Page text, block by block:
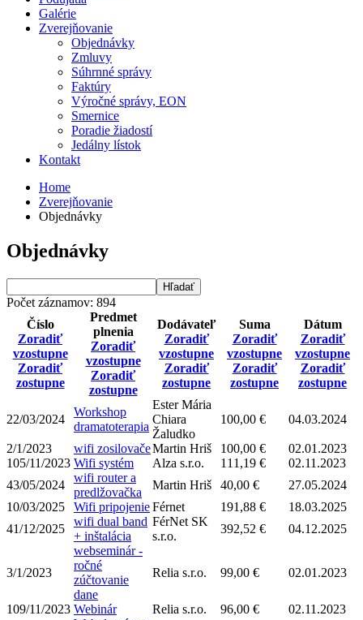
Galérie
Zverejňovanie
Objednávky
Zmluvy
Súhrnné správy
Faktúry
Výročné správy, EON
Smernice
Poradie žiadostí
Jedálny lístok
Kontakt
Home
Zverejňovanie
Objednávky
Objednávky
Počet záznamov: 894
Číslo
Zoradiť
vzostupne
Zoradiť
zostupne
Predmet
plnenia
Zoradiť
vzostupne
Zoradiť
zostupne
Dodávateľ
Zoradiť
vzostupne
Zoradiť
zostupne
Suma
Zoradiť
vzostupne
Zoradiť
zostupne
Dátum
Zoradiť
vzostupne
Zoradiť
zostupne
22/03/2024
Workshop
dramatoterapia
Ester Mária
Chiara
Žaludko
100,00 € 04.03.2024
2/1/2023 wifi zosilovačeMartin Hriš 100,00 €
02.01.2023
105/11/2023 Wifi systém Alza s.r.o. 111,19 €
02.11.2023
43/05/2024
wifi router a
predlžovačka
Martin Hriš 40,00 €
27.05.2024
10/03/2025
Wifi pripojenieFérnet 191,88 €
18.03.2025
41/12/2025
wifi dual band
+ inštalácia
FérNet SK
s.r.o.
392,52 € 04.12.2025
3/1/2023
webseminár -
ročné
zúčtovanie
dane
Relia s.r.o. 99,00 € 02.01.2023
109/11/2023 Webinár Relia s.r.o. 96,00 €
02.11.2023